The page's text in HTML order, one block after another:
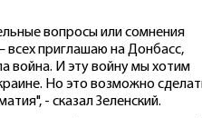
вопросы или сомнения
всех приглашаю на Донбасс,
война. И эту войну мы хотим
Но это возможно
- сказал Зеленский.